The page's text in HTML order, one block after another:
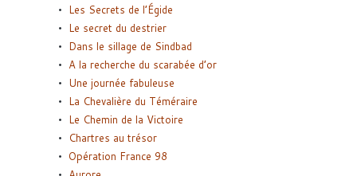
Les Secrets de l’Égide
Le secret du destrier
Dans le sillage de Sindbad
A la recherche du scarabée d’or
Une journée fabuleuse
La Chevalière du Téméraire
Le Chemin de la Victoire
Chartres au trésor
Opération France 98